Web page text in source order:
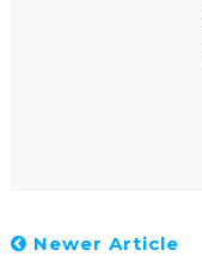
Newer Article